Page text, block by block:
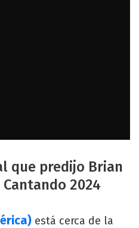
que predijo Brian
2024
está cerca de la